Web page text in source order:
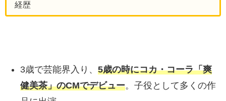
経歴
3歳で芸能界入り、 5歳の時にコカ・コーラ「爽
健美茶」のCMでデビュー。子役として多くの作